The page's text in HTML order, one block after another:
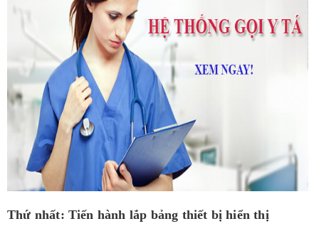
Thứ nhất: Tiến hành lắp bảng thiết bị hiển thị